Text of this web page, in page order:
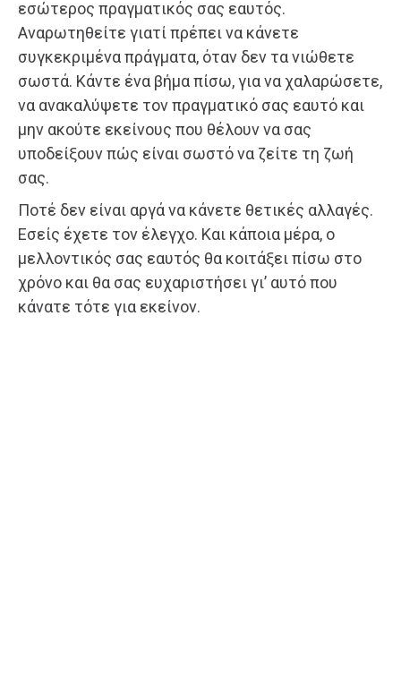
εσώτερος πραγματικός σας εαυτός.
Αναρωτηθείτε γιατί πρέπει να κάνετε
συγκεκριμένα πράγματα, όταν δεν τα νιώθετε
σωστά. Κάντε ένα βήμα πίσω, για να χαλαρώσετε,
να ανακαλύψετε τον πραγματικό σας εαυτό και
μην ακούτε εκείνους που θέλουν να σας
υποδείξουν πώς είναι σωστό να ζείτε τη ζωή
σας.
Ποτέ δεν είναι αργά να κάνετε θετικές αλλαγές.
Εσείς έχετε τον έλεγχο. Και κάποια μέρα, ο
μελλοντικός σας εαυτός θα κοιτάξει πίσω στο
χρόνο και θα σας ευχαριστήσει γι’ αυτό που
κάνατε τότε για εκείνον.